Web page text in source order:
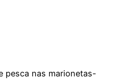
pesca nas marionetas-